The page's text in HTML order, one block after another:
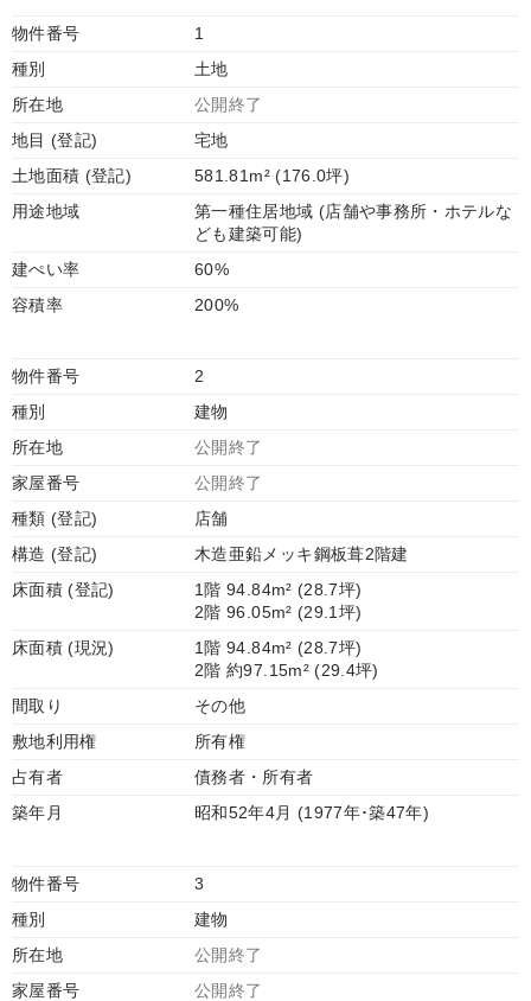
物件番号
1
種別
土地
所在地
公開終了
地目 (登記)
宅地
土地面積 (登記)
581.81m² (176.0坪)
用途地域
第一種住居地域 (店舗や事務所・ホテルな
ども建築可能)
建ぺい率
60%
容積率
200%
物件番号
2
種別
建物
所在地
公開終了
家屋番号
公開終了
種類 (登記)
店舗
構造 (登記)
木造亜鉛メッキ鋼板葺2階建
床面積 (登記)
1階 94.84m² (28.7坪)
2階 96.05m² (29.1坪)
床面積 (現況)
1階 94.84m² (28.7坪)
2階 約97.15m² (29.4坪)
間取り
その他
敷地利用権
所有権
占有者
債務者・所有者
築年月
昭和52年4月 (1977年･築47年)
物件番号
3
種別
建物
所在地
公開終了
家屋番号
公開終了